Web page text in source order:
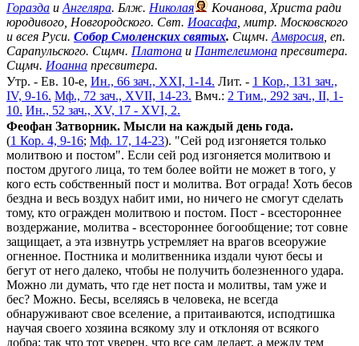
Горазда и Ангеляра. Блж. Николая
Кочанова, Христа ради
юродивого, Новгородского. Свт. Иоасафа , митр. Московского
и всея Руси. Собор Смоленских святых. Сщмч. Амвросия , еп.
Сарапульского. Сщмч. Платона и Пантелеимона пресвитера.
Сщмч. Иоанна пресвитера.
Утр. - Ев. 10-е, Ин., 66 зач., XXI, 1-14. Лит. - 1 Кор., 131 зач.,
IV, 9-16. Мф., 72 зач., XVII, 14-23. Вмч.: 2 Тим., 292 зач., II, 1-
10. Ин., 52 зач., XV, 17 - XVI, 2.
Феофан Затворник. Мысли на каждый день года.
(1 Кор. 4, 9-16; Мф. 17, 14-23). "Сей род изгоняется только
молитвою и постом". Если сей род изгоняется молитвою и
постом другого лица, то тем более войти не может в того, у
кого есть собственный пост и молитва. Вот ограда! Хоть бесов
бездна и весь воздух набит ими, но ничего не смогут сделать
тому, кто огражден молитвою и постом. Пост - всестороннее
воздержание, молитва - всестороннее богообщение; тот совне
защищает, а эта извнутрь устремляет на врагов всеоружие
огненное. Постника и молитвенника издали чуют бесы и
бегут от него далеко, чтобы не получить болезненного удара.
Можно ли думать, что где нет поста и молитвы, там уже и
бес? Можно. Бесы, вселяясь в человека, не всегда
обнаруживают свое вселение, а притаиваются, исподтишка
научая своего хозяина всякому злу и отклоняя от всякого
добра; так что тот уверен, что все сам делает, а между тем